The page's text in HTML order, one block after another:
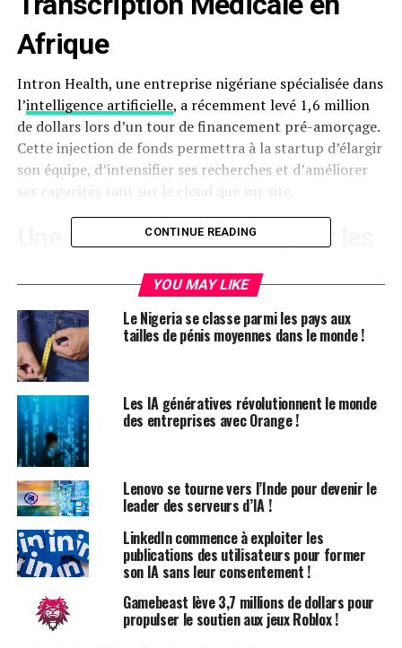
Afrique
Intron Health, une entreprise nigériane spécialisée dans
l’intelligence artificielle, a récemment levé 1,6 million
de dollars lors d’un tour de financement pré-amorçage.
Cette injection de fonds permettra à la startup d’élargir
son équipe, d’intensifier ses recherches et d’améliorer
ses capacités tant sur le cloud que sur site.
Une Solution Innovante pour les
Professionnels de la Santé
Fondée en 2020 par le Dr Tobi Olatunji, Intron Health
propose une solution qui facilite l’enregistrement des
dossiers médicaux
Cette technologie est cruciale, car de nombreux
médecins en Afrique doivent gérer un grand nombre de
patients chaque jour, ce qui entraîne une charge
administrative considérable. Grâce à Intron Health, les
médecins peuvent réduire le temps consacré à la
rédaction des prescriptions, en utilisant des commandes
vocales pour saisir les dossiers médicaux, prescrire des
traitements et générer des rapports sur les patients.
Des Résultats Impressionnants
Intron Health affirme avoir considérablement diminué
le temps de traitement des rapports de radiologie à
CONTINUE READING
YOU MAY LIKE
Le Nigeria se classe parmi les pays aux
tailles de pénis moyennes dans le monde !
Les IA génératives révolutionnent le monde
des entreprises avec Orange !
Lenovo se tourne vers l’Inde pour devenir le
leader des serveurs d’IA !
LinkedIn commence à exploiter les
publications des utilisateurs pour former
son IA sans leur consentement !
Gamebeast lève 3,7 millions de dollars pour
propulser le soutien aux jeux Roblox !